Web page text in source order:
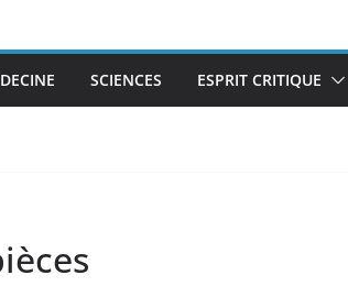
SCIENCES ESPRIT CRITIQUE